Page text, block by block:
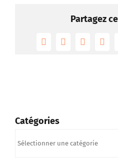
Partagez
FacebookTwitterReddit
Catégories